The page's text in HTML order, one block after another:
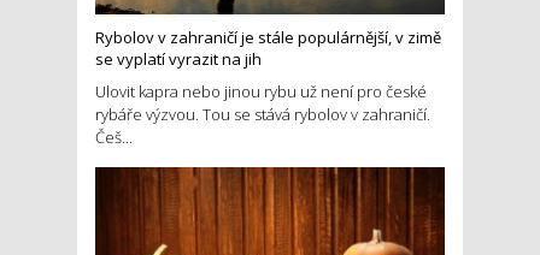
Rybolov v zahraničí je stále populárnější, v zimě
se vyplatí vyrazit na jih
Ulovit kapra nebo jinou rybu už není pro české
rybáře výzvou. Tou se stává rybolov v zahraničí.
Češ...